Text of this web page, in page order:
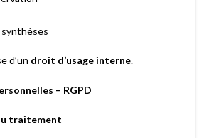
d’un droit d’usage interne.
– RGPD
traitement